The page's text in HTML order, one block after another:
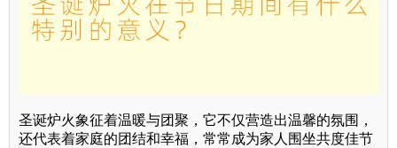
圣诞炉火象征着温暖与团聚，它不仅营造出温馨的氛围，
还代表着家庭的团结和幸福，常常成为家人围坐共度佳节